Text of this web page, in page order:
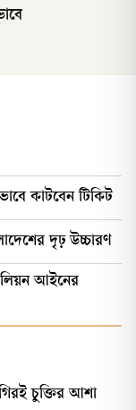
কাটবেন টিকিট
দৃঢ় উচ্চারণ
আইনের
চুক্তির আশা